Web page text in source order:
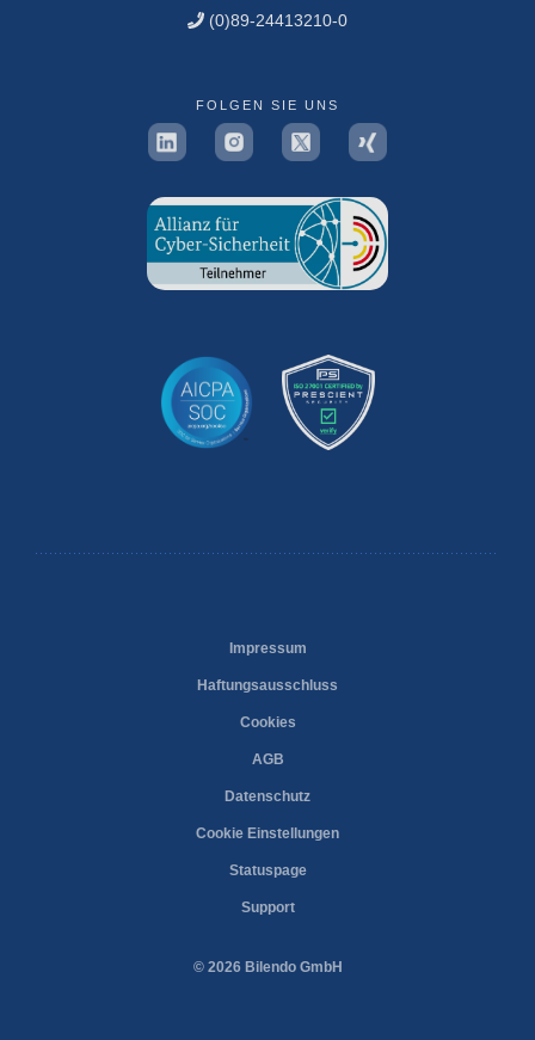
(0)89-24413210-0
FOLGEN SIE UNS
Impressum
Haftungsausschluss
Cookies
AGB
Datenschutz
Cookie Einstellungen
Statuspage
Support
© 2026 Bilendo GmbH